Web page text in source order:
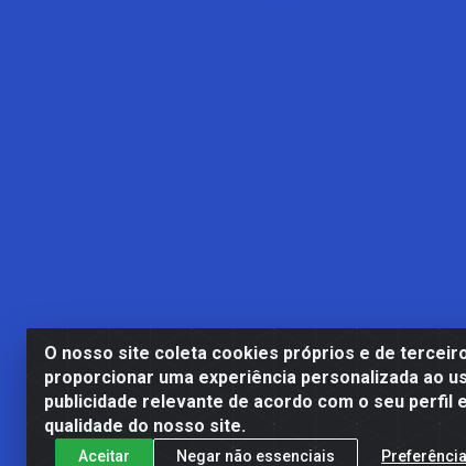
O nosso site coleta cookies próprios e de
proporcionar uma experiência personalizada ao
publicidade relevante de acordo com o seu perfil
qualidade do nosso site.
Aceitar Negar não essenciais
Casa Cardão LTDA - Av.